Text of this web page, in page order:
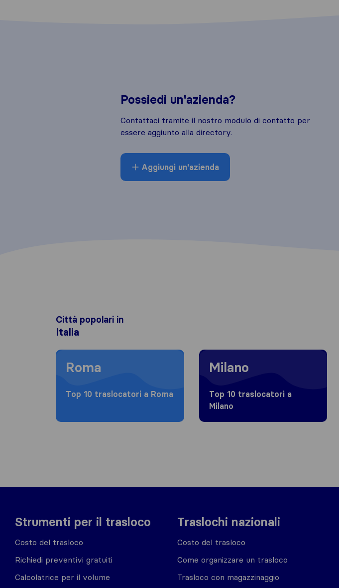
Possiedi un'azienda?
Contattaci tramite il nostro modulo di contatto per
essere aggiunto alla directory.
Aggiungi un'azienda
Città popolari in
Italia
Moving to Roma
Roma
Top 10 traslocatori a Roma
Moving to Milano
Milano
Top 10 traslocatori a
Milano
Strumenti per il trasloco
Costo del trasloco
Richiedi preventivi gratuiti
Calcolatrice per il volume
Traslochi nazionali
Costo del trasloco
Come organizzare un trasloco
Trasloco con magazzinaggio